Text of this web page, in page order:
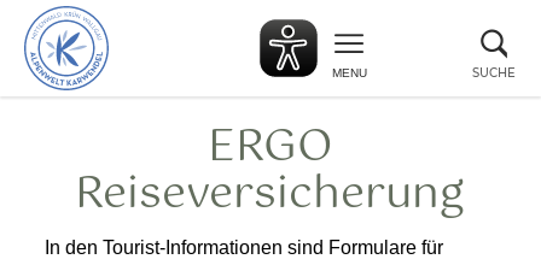
zurück
zur
Startseite
MENU SUCHE
ERGO
Reiseversicherung
In den Tourist-Informationen sind Formulare für